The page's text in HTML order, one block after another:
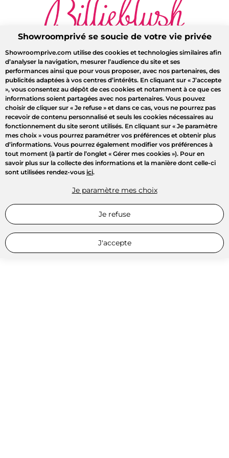
Showroomprivé se soucie de votre vie privée
Showroomprive.com utilise des cookies et technologies similaires afin
d’analyser la navigation, mesurer l’audience du site et ses
performances ainsi que pour vous proposer, avec nos partenaires, des
publicités adaptées à vos centres d’intérêts. En cliquant sur « J’accepte
», vous consentez au dépôt de ces cookies et notamment à ce que ces
informations soient partagées avec nos partenaires. Vous pouvez
choisir de cliquer sur « Je refuse » et dans ce cas, vous ne pourrez pas
recevoir de contenu personnalisé et seuls les cookies nécessaires au
fonctionnement du site seront utilisés. En cliquant sur « Je paramètre
mes choix » vous pourrez paramétrer vos préférences et obtenir plus
d’informations. Vous pourrez également modifier vos préférences à
tout moment (à partir de l’onglet « Gérer mes cookies »). Pour en
savoir plus sur la collecte des informations et la manière dont celle-ci
sont utilisées rendez-vous ici.
Je paramètre mes choix
Je refuse
J'accepte